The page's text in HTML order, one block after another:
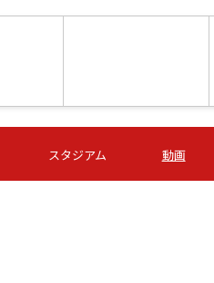
第16節 09/06 (日) 15:00
-
スタジアム 動画